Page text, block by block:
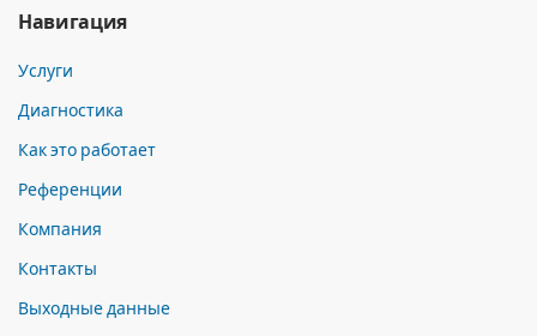
Навигация
Услуги
Диагностика
Как это работает
Референции
Компания
Контакты
Выходные данные